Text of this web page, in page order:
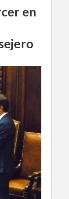
en